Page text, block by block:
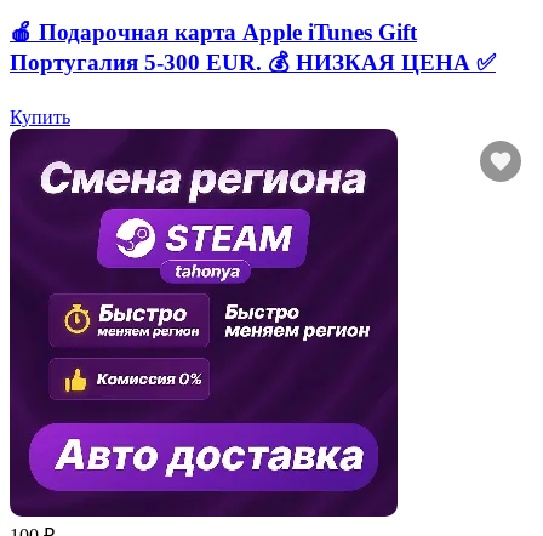
🍎 Подарочная карта Apple iTunes Gift
Португалия 5-300 EUR. 💰 НИЗКАЯ ЦЕНА ✅
Купить